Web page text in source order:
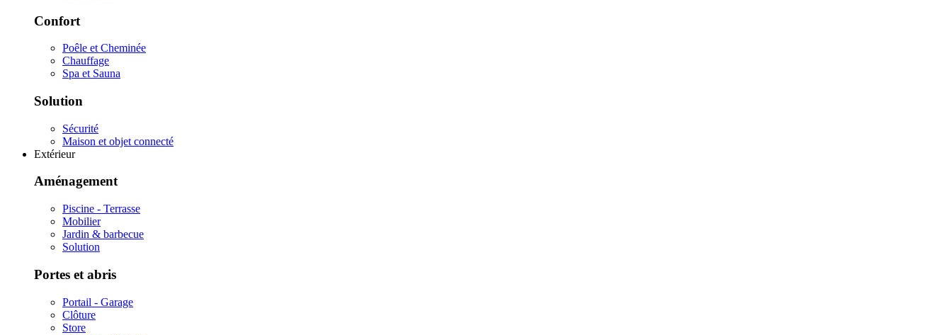
Confort
Poêle et Cheminée
Chauffage
Spa et Sauna
Solution
Sécurité
Maison et objet connecté
Extérieur
Aménagement
Piscine - Terrasse
Mobilier
Jardin & barbecue
Solution
Portes et abris
Portail - Garage
Clôture
Store